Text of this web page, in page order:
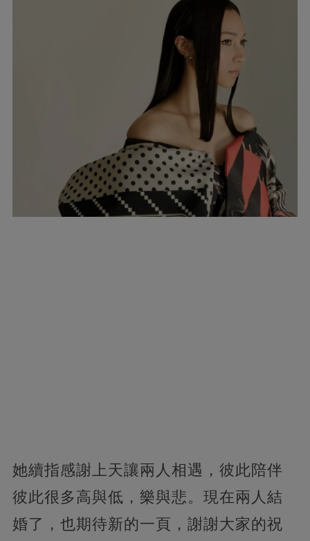
她續指感謝上天讓兩人相遇，彼此陪伴
彼此很多高與低，樂與悲。現在兩人結
婚了，也期待新的一頁，謝謝大家的祝